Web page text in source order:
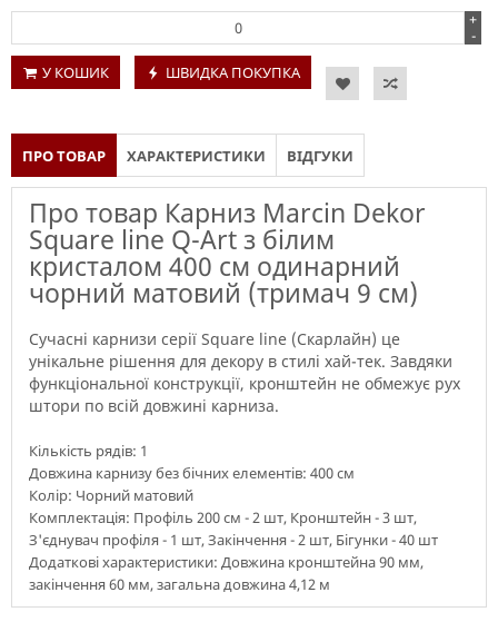
+
-
У КОШИК
ШВИДКА ПОКУПКА
ПРО ТОВАР ХАРАКТЕРИСТИКИ ВІДГУКИ
Про товар Карниз Marcin Dekor
Square line Q-Art з білим
кристалом 400 см одинарний
чорний матовий (тримач 9 см)
Сучасні карнизи серії Square line (Скарлайн) це
унікальне рішення для декору в стилі хай-тек. Завдяки
функціональної конструкції, кронштейн не обмежує рух
штори по всій довжині карниза.
Кількість рядів: 1
Довжина карнизу без бічних елементів: 400 см
Колір: Чорний матовий
Комплектація: Профіль 200 см - 2 шт, Кронштейн - 3 шт,
З'єднувач профіля - 1 шт, Закінчення - 2 шт, Бігунки - 40 шт
Додаткові характеристики: Довжина кронштейна 90 мм,
закінчення 60 мм, загальна довжина 4,12 м